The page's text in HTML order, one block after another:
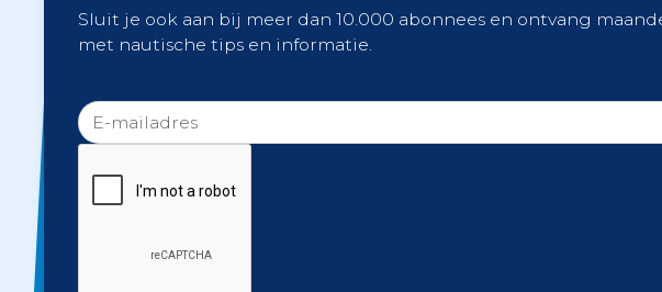
Sluit je ook aan bij meer dan 10.000 abonnees en ontvang
met nautische tips en informatie.